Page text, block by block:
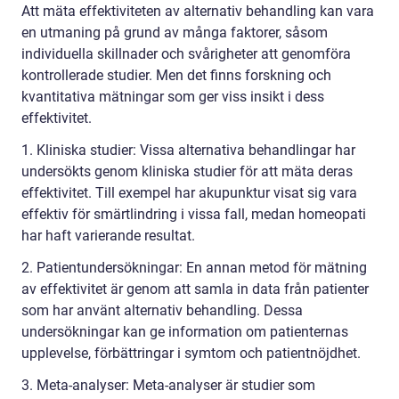
Att mäta effektiviteten av alternativ behandling kan vara
en utmaning på grund av många faktorer, såsom
individuella skillnader och svårigheter att genomföra
kontrollerade studier. Men det finns forskning och
kvantitativa mätningar som ger viss insikt i dess
effektivitet.
1. Kliniska studier: Vissa alternativa behandlingar har
undersökts genom kliniska studier för att mäta deras
effektivitet. Till exempel har akupunktur visat sig vara
effektiv för smärtlindring i vissa fall, medan homeopati
har haft varierande resultat.
2. Patientundersökningar: En annan metod för mätning
av effektivitet är genom att samla in data från patienter
som har använt alternativ behandling. Dessa
undersökningar kan ge information om patienternas
upplevelse, förbättringar i symtom och patientnöjdhet.
3. Meta-analyser: Meta-analyser är studier som